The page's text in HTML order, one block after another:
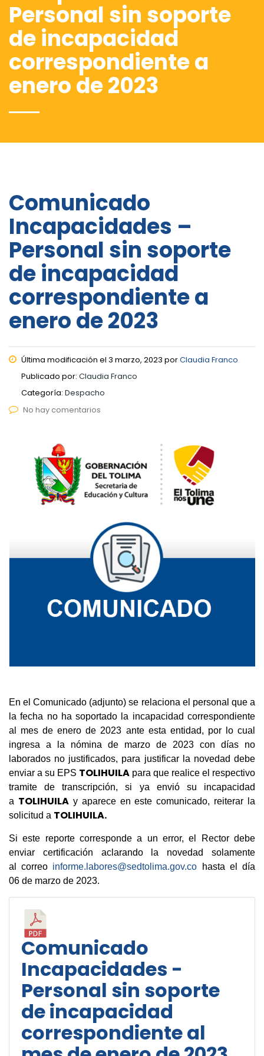
Personal sin soporte
de incapacidad
correspondiente a
enero de 2023
Comunicado
Incapacidades –
Personal sin soporte
de incapacidad
correspondiente a
enero de 2023
Última modificación el 3 marzo, 2023 porClaudia Franco
Publicado por: Claudia Franco
Categoría: Despacho
No hay comentarios
En el Comunicado (adjunto) se relaciona el personal que a
la fecha no ha soportado la incapacidad correspondiente
al mes de enero de 2023 ante esta entidad, por lo cual
ingresa a la nómina de marzo de 2023 con días no
laborados no justificados, para justificar la novedad debe
enviar a su EPS TOLIHUILA para que realice el respectivo
tramite de transcripción, si ya envió su incapacidad
a TOLIHUILA y aparece en este comunicado, reiterar la
solicitud a TOLIHUILA.
Si este reporte corresponde a un error, el Rector debe
enviar certificación aclarando la novedad solamente
al correo informe.labores@sedtolima.gov.co hasta el día
06 de marzo de 2023.
Comunicado
Incapacidades -
Personal sin soporte
de incapacidad
correspondiente al